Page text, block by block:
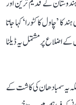
کے قدیم ترین اور
کا ’چاول کا کٹورا‘ کہا جاتا
کے اضلاع پر مشتمل یہ ڈیلٹا
یہ سمبا دھان کی کاشت کے